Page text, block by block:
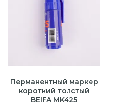
Перманентный маркер
короткий толстый
BEIFA MK425